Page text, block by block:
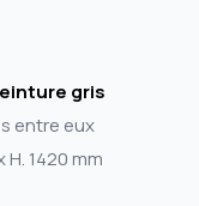
gris
entre eux
1420 mm